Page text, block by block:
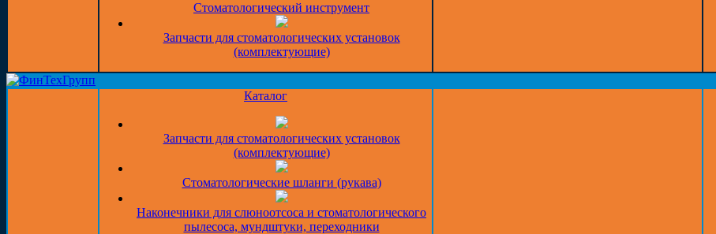
Стоматологический инструмент
Запчасти для стоматологических установок
(комплектующие)
Каталог
Запчасти для стоматологических установок
(комплектующие)
Стоматологические шланги (рукава)
Наконечники для слюноотсоса и стоматологического
пылесоса, мундштуки, переходники